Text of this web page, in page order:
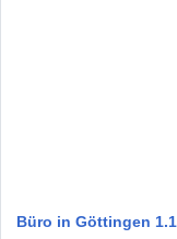
Büro in Göttingen